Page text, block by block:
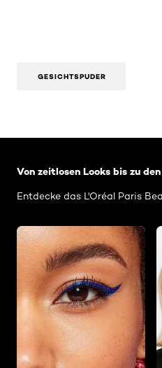
GESICHTSPUDER
Von zeitlosen Looks bis zu
Entdecke das L'Oréal Paris